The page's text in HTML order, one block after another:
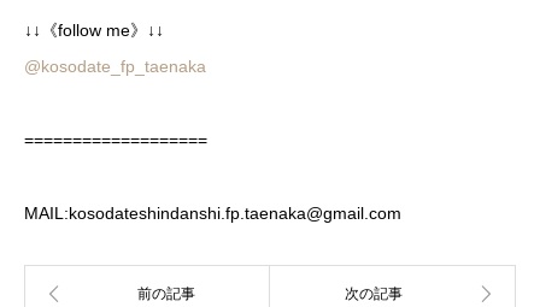
↓↓《follow me》↓↓
@kosodate_fp_taenaka
===================
MAIL:kosodateshindanshi.fp.taenaka@gmail.com